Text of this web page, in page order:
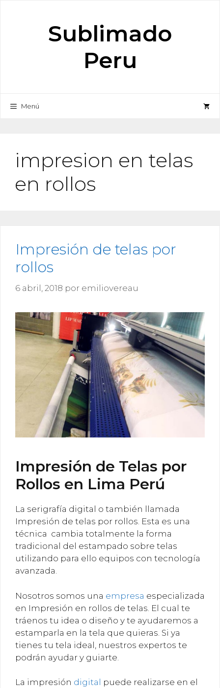
Sublimado
Peru
Menú
impresion en telas
en rollos
Impresión de telas por
rollos
6 abril, 2018 por emiliovereau
Impresión de Telas por
Rollos en Lima Perú
La serigrafía digital o también llamada
Impresión de telas por rollos. Esta es una
técnica cambia totalmente la forma
tradicional del estampado sobre telas
utilizando para ello equipos con tecnología
avanzada.
Nosotros somos una empresa especializada
en Impresión en rollos de telas. El cual te
tráenos tu idea o diseño y te ayudaremos a
estamparla en la tela que quieras. Si ya
tienes tu tela ideal, nuestros expertos te
podrán ayudar y guiarte.
La impresión digital
puede realizarse en el